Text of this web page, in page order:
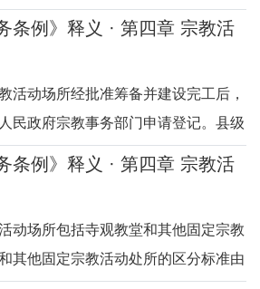
机关备案。释义本条是对宗教活动场
行集体讨论和民主决策，有利于充分
教群众参与管理、实行
条例》释义 · 第四章 宗教活
活动场所经批准筹备并建设完工后，
民政府宗教事务部门申请登记。县级
应当自收到申请之日起30日内对该宗
发给《宗教活动场所登记证》。释义
登记的规定。宗教活动
条例》释义 · 第四章 宗教活
动场所包括寺观教堂和其他固定宗教
其他固定宗教活动处所的区分标准由